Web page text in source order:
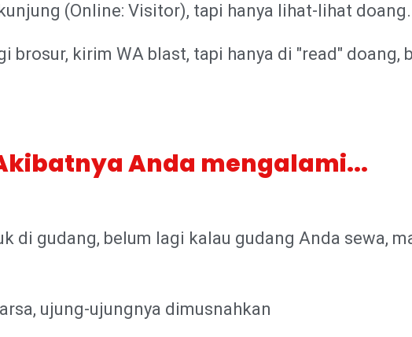
(Online: Visitor), tapi hanya lihat-lihat
brosur, kirim WA blast, tapi hanya di "read" doang,
Anda mengalami...
di gudang, belum lagi kalau gudang Anda sewa,
ujung-ujungnya dimusnahkan